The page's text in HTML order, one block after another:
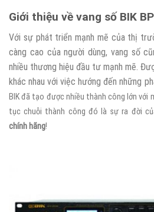
Giới thiệu về vang số BIK
Với sự phát triển mạnh mẽ của thị
càng cao của người dùng, vang số
nhiều thương hiệu đầu tư mạnh mẽ.
khác nhau với việc hướng đến những
BIK đã tạo được nhiều thành công lớn với
tục chuỗi thành công đó là sự ra đời
chính hãng!